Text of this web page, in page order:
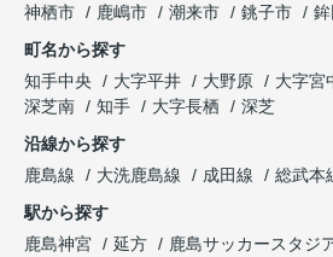
神栖市
鹿嶋市 潮来市 銚子市
町名から探す
知手中央
大字平井 大野原 大字宮
深芝南
知手 大字長栖
深芝
沿線から探す
鹿島線
大洗鹿島線 成田線 総武本
駅から探す
鹿島神宮
延方 鹿島サッカースタジ